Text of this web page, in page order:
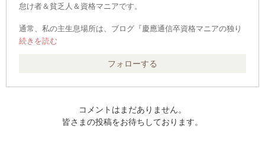
怠け者＆貧乏人＆資格マニアです。
通常、私の主生息場所は、ブログ『慶應通信卒資格マニアの独り
言（ https://shikakumaniafc2.blog.fc2.com/
しかし、資格関連の話題が大好きな為、それに惹かれて、時々、
フォローする
コメントはまだありません。
皆さまの投稿をお待ちしております。